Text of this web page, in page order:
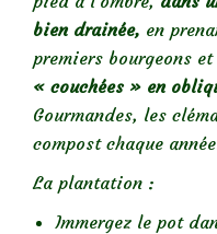
bien drainée, en
premiers bourgeons
« couchées » en
Gourmandes, les
compost chaque
La plantation :
Immergez le pot